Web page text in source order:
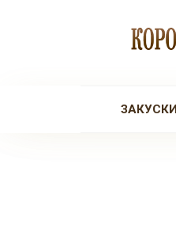
ЗАКУСКИ